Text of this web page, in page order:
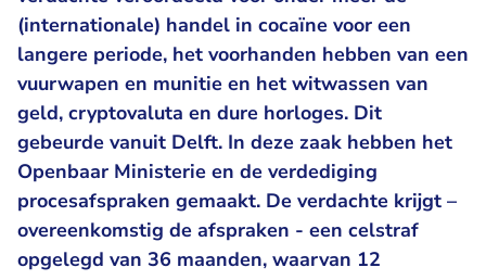
(internationale) handel in cocaïne voor een
langere periode, het voorhanden hebben van een
vuurwapen en munitie en het witwassen van
geld, cryptovaluta en dure horloges. Dit
gebeurde vanuit Delft. In deze zaak hebben het
Openbaar Ministerie en de verdediging
procesafspraken gemaakt. De verdachte krijgt –
overeenkomstig de afspraken - een celstraf
opgelegd van 36 maanden, waarvan 12